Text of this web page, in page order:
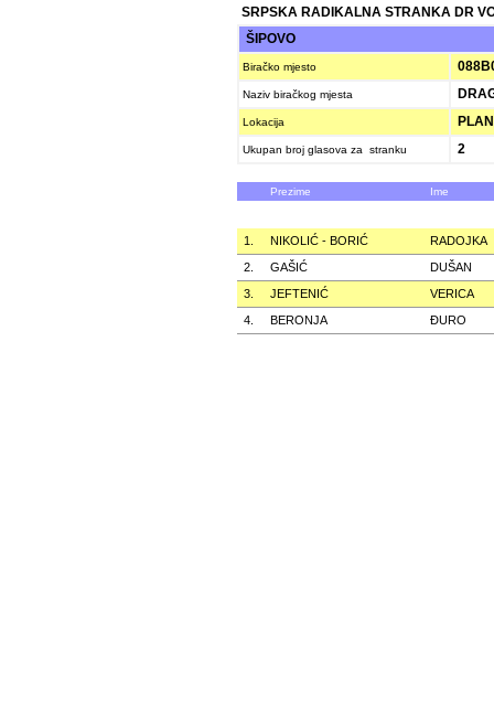
SRPSKA RADIKALNA STRANKA DR
ŠIPOVO
Biračko mjesto
Naziv biračkog mjesta
Lokacija
Ukupan broj glasova za stranku 2
Prezime Ime
1. NIKOLIĆ - BORIĆ
RADOJKA
2.
GAŠIĆ
DUŠAN
3.
JEFTENIĆ
VERICA
4.
BERONJA ÐURO